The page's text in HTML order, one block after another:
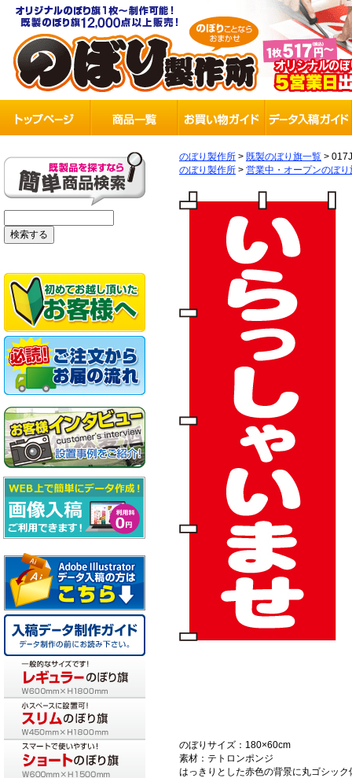
のぼり製作所 > 既製のぼり旗一覧 >
のぼり製作所 > 営業中・オープンのぼり
のぼりサイズ：180×60cm
素材：テトロンポンジ
はっきりとした赤色の背景に丸ゴシック